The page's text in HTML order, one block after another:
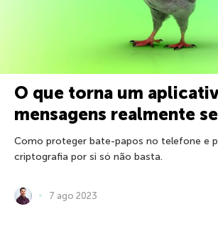
O que torna um
mensagens realmente
Como proteger bate-papos no telefone e
criptografia por si só não basta.
7 ago 2023